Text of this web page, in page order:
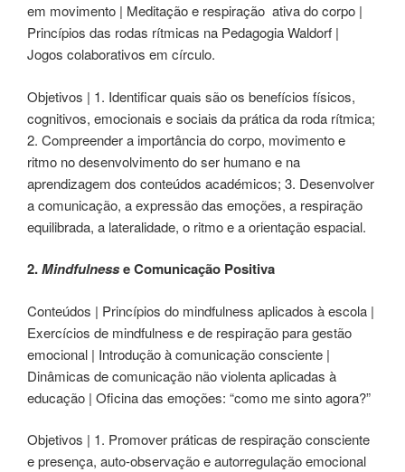
em movimento | Meditação e respiração ativa do corpo |
Princípios das rodas rítmicas na Pedagogia Waldorf |
Jogos colaborativos em círculo.
Objetivos | 1. Identificar quais são os benefícios físicos,
cognitivos, emocionais e sociais da prática da roda rítmica;
2. Compreender a importância do corpo, movimento e
ritmo no desenvolvimento do ser humano e na
aprendizagem dos conteúdos académicos; 3. Desenvolver
a comunicação, a expressão das emoções, a respiração
equilibrada, a lateralidade, o ritmo e a orientação espacial.
2.Mindfulnesse Comunicação Positiva
Conteúdos | Princípios do mindfulness aplicados à escola |
Exercícios de mindfulness e de respiração para gestão
emocional | Introdução à comunicação consciente |
Dinâmicas de comunicação não violenta aplicadas à
educação | Oficina das emoções: “como me sinto agora?”
Objetivos | 1. Promover práticas de respiração consciente
e presença, auto-observação e autorregulação emocional